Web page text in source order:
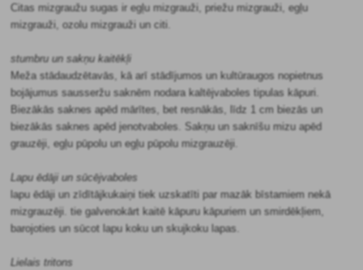
Citas mizgraužu sugas ir egļu mizgrauži, priežu mizgrauži, egļu
mizgrauži, ozolu mizgrauži un citi.
stumbru un sakņu kaitēkļi
Meža stādaudzētavās, kā arī stādījumos un kultūraugos nopietnus
bojājumus sausseržu saknēm nodara kaltējvaboles tipulas kāpuri.
Biezākās saknes apēd mārītes, bet resnākās, līdz 1 cm biezās un
biezākās saknes apēd jenotvaboles. Sakņu un saknīšu mizu apēd
grauzēji, egļu pūpolu un egļu pūpolu mizgrauzēji.
Lapu ēdāji un sūcējvaboles
lapu ēdāji un zīdītājkukaiņi tiek uzskatīti par mazāk bīstamiem nekā
mizgrauzēji. tie galvenokārt kaitē kāpuru kāpuriem un smirdēkļiem,
barojoties un sūcot lapu koku un skujkoku lapas.
Lielais tritons